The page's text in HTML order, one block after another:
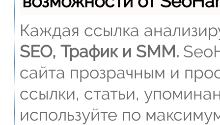
Каждая ссылка
SEO, Трафик и SMM.
сайта прозрачным и
ссылки, статьи,
используйте по